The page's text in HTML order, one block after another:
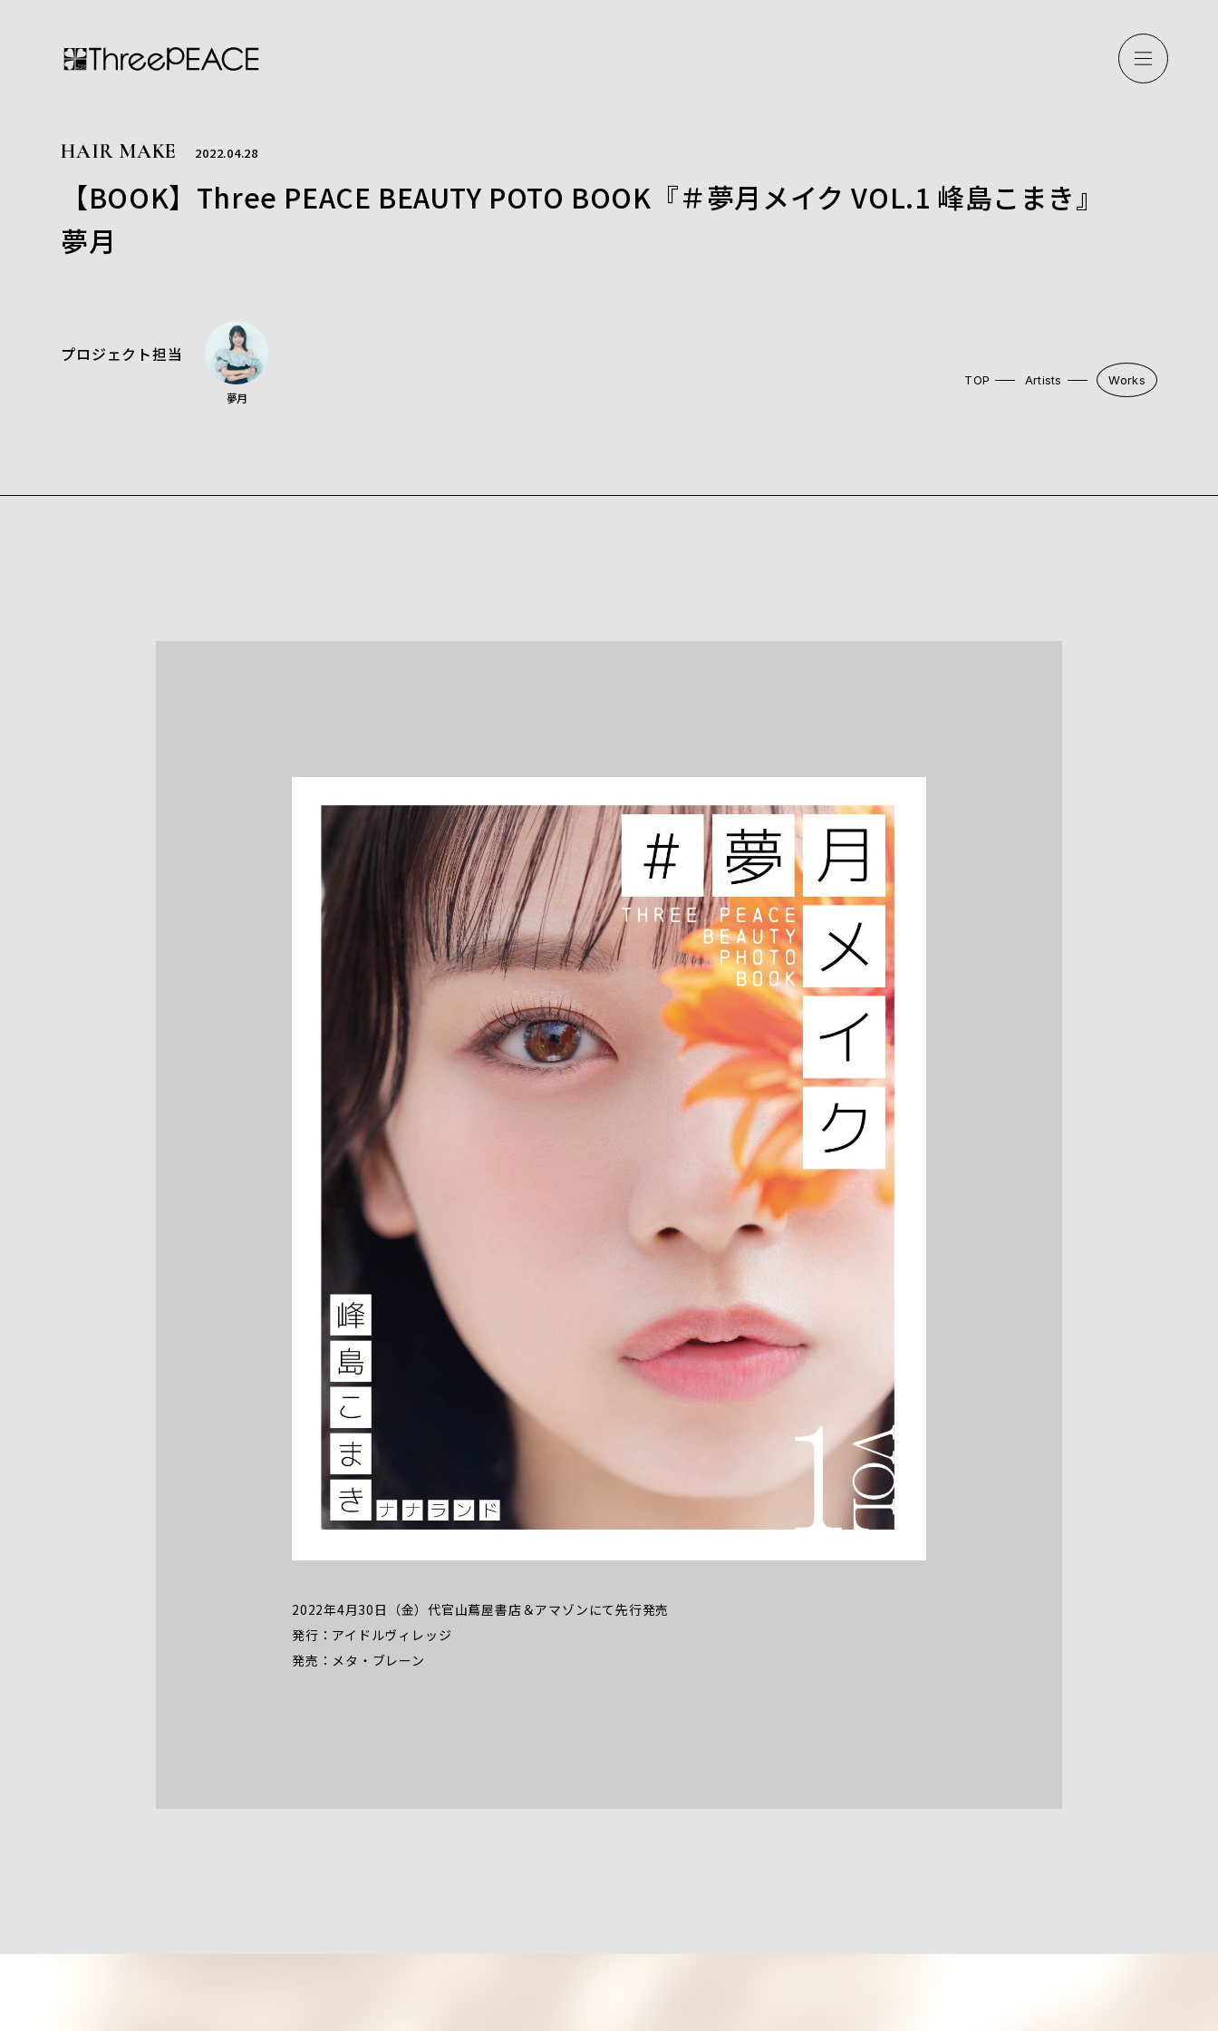
HAIR MAKE 2022.04.28
【BOOK】Three PEACE BEAUTY POTO BOOK『＃夢月メイク VOL.1 峰島こまき』
夢月
プロジェクト担当
夢月
TOP Artists Works
2022年4月30日（金）代官山蔦屋書店＆アマゾンにて先行発売
発行：アイドルヴィレッジ
発売：メタ・ブレーン